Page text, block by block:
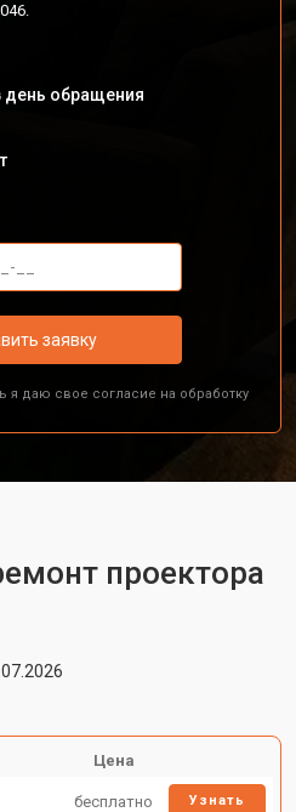
день обращения
заявку
я даю свое согласие на обработку
проектора
Цена
бесплатно Узнать